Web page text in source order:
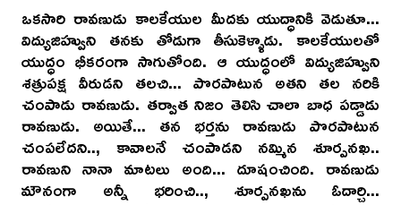
ఒకసారి రావణుడు కాలకేయుల మీదకు యుద్ధానికి వెడుతూ...
విద్యుజిహ్వుని తనకు తోడుగా తీసుకెళ్ళాడు. కాలకేయులతో
యుద్ధం భీకరంగా సాగుతోంది. ఆ యుద్ధంలో విద్యుజిహ్వుని
శత్రుపక్ష వీరుడని తలచి... పొరపాటున అతని తల నరికి
చంపాడు రావణుడు. తర్వాత నిజం తెలిసి చాలా బాధ పడ్డాడు
రావణుడు. అయితే... తన భర్తను రావణుడు పొరపాటున
చంపలేదని.., కావాలనే చంపాడని నమ్మిన శూర్పనఖ..
రావణుని నానా మాటలు అంది... దూషంచింది. రావణుడు
మౌనంగా అన్నీ భరించి.., శూర్పనఖను ఓదార్చి...